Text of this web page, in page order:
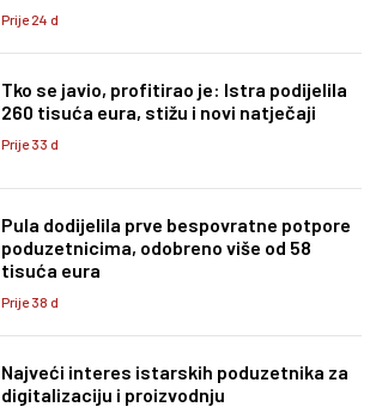
Prije 24 d
Tko se javio, profitirao je: Istra podijelila
260 tisuća eura, stižu i novi natječaji
Prije 33 d
Pula dodijelila prve bespovratne potpore
poduzetnicima, odobreno više od 58
tisuća eura
Prije 38 d
Najveći interes istarskih poduzetnika za
digitalizaciju i proizvodnju